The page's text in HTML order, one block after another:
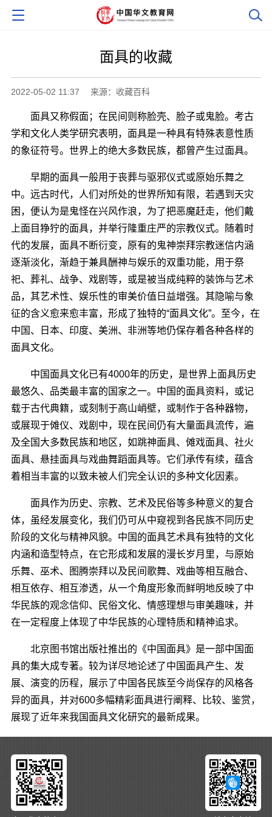
面具的收藏
2022-05-02 11:37 来源：收藏百科
面具又称假面；在民间则称脸壳、脸子或鬼脸。考古
学和文化人类学研究表明，面具是一种具有特殊表意性质
的象征符号。世界上的绝大多数民族，都曾产生过面具。
早期的面具一般用于丧葬与驱邪仪式或原始乐舞之
中。远古时代，人们对所处的世界所知有限，若遇到天灾
困，便认为是鬼怪在兴风作浪，为了把恶魔赶走，他们戴
上面目狰狞的面具，并举行隆重庄严的宗教仪式。随着时
代的发展，面具不断衍变，原有的鬼神崇拜宗教迷信内涵
逐渐淡化，渐趋于兼具酬神与娱乐的双重功能，用于祭
祀、葬礼、战争、戏剧等，或是被当成纯粹的装饰与艺术
品，其艺术性、娱乐性的审美价值日益增强。其隐喻与象
征的含义愈来愈丰富，形成了独特的“面具文化”。至今，在
中国、日本、印度、美洲、非洲等地仍保存着各种各样的
面具文化。
中国面具文化已有4000年的历史，是世界上面具历史
最悠久、品类最丰富的国家之一。中国的面具资料，或记
载于古代典籍，或刻制于高山峭壁，或制作于各种器物，
或展现于傩仪、戏剧中，现在民间仍有大量面具流传，遍
及全国大多数民族和地区，如跳神面具、傩戏面具、社火
面具、悬挂面具与戏曲舞蹈面具等。它们承传有续，蕴含
着相当丰富的以致未被人们完全认识的多种文化因素。
面具作为历史、宗教、艺术及民俗等多种意义的复合
体，虽经发展变化，我们仍可从中窥视到各民族不同历史
阶段的文化与精神风貌。中国的面具艺术具有独特的文化
内涵和造型特点，在它形成和发展的漫长岁月里，与原始
乐舞、巫术、图腾崇拜以及民间歌舞、戏曲等相互融合、
相互依存、相互渗透，从一个角度形象而鲜明地反映了中
华民族的观念信仰、民俗文化、情感理想与审美趣味，并
在一定程度上体现了中华民族的心理特质和精神追求。
北京图书馆出版社推出的《中国面具》是一部中国面
具的集大成专著。较为详尽地论述了中国面具产生、发
展、演变的历程，展示了中国各民族至今尚保存的风格各
异的面具，并对600多幅精彩面具进行阐释、比较、鉴赏，
展现了近年来我国面具文化研究的最新成果。